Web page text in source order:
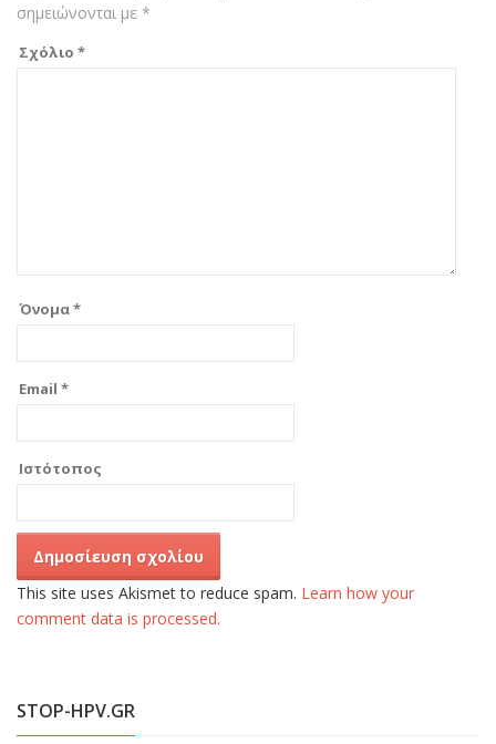
σημειώνονται με *
Σχόλιο *
Όνομα*
Email *
Ιστότοπος
This site uses Akismet to reduce spam. Learn how your
comment data is processed.
STOP-HPV.GR